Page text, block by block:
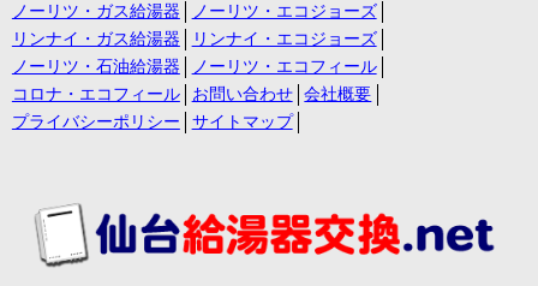
ノーリツ・ガス給湯器
ノーリツ・エコジョーズ
リンナイ・ガス給湯器
リンナイ・エコジョーズ
ノーリツ・石油給湯器
ノーリツ・エコフィール
コロナ・エコフィール
お問い合わせ
会社概要
プライバシーポリシー
サイトマップ